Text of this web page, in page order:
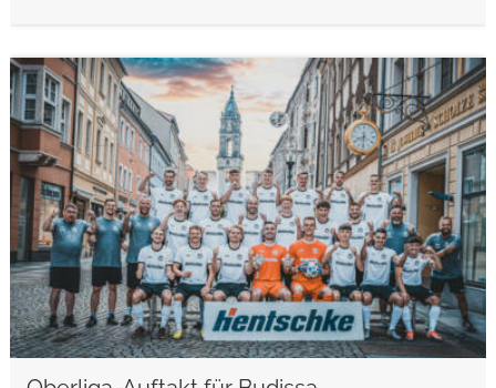
weiterlesen